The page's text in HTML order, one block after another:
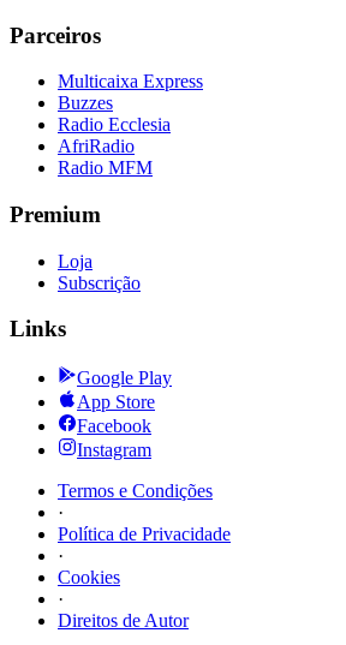
Parceiros
Multicaixa Express
Buzzes
Radio Ecclesia
AfriRadio
Radio MFM
Premium
Loja
Subscrição
Links
Google Play
App Store
Facebook
Instagram
Termos e Condições
·
Política de Privacidade
·
Cookies
·
Direitos de Autor